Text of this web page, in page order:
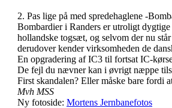
2. Pas lige på med spredehaglene -
Bombardier i Randers er utroligt
hollandske togsæt, og selvom der nu
derudover kender virksomheden de
En opgradering af IC3 til fortsat IC-
De fejl du nævner kan i øvrigt næppe
First skandalen? Eller måske bare fordi
Mvh MSS
Ny fotoside: Mortens Jernbanefotos